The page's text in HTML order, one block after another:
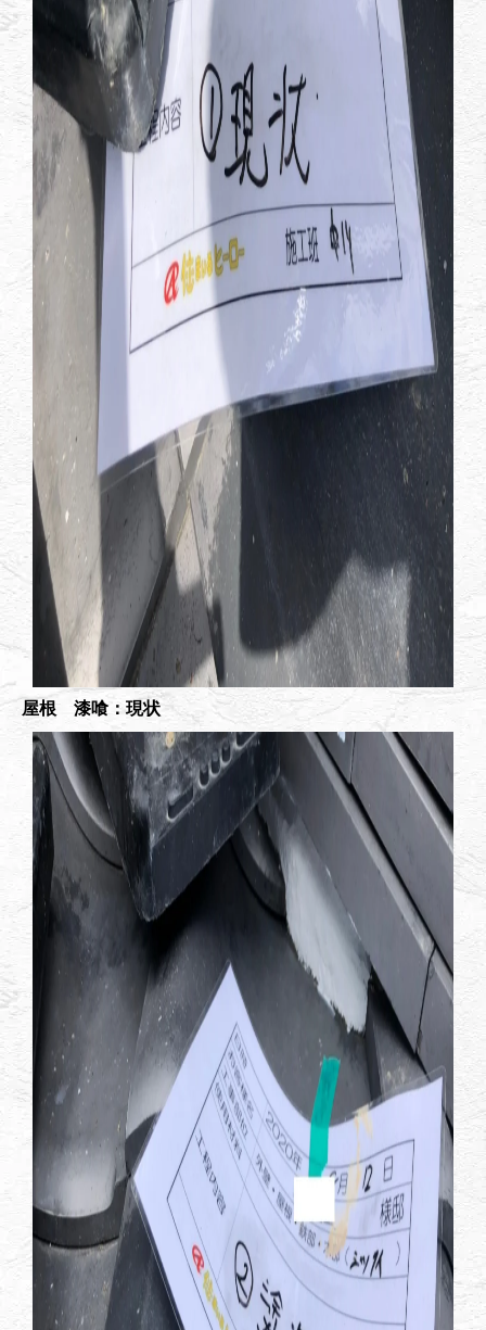
屋根 漆喰：現状